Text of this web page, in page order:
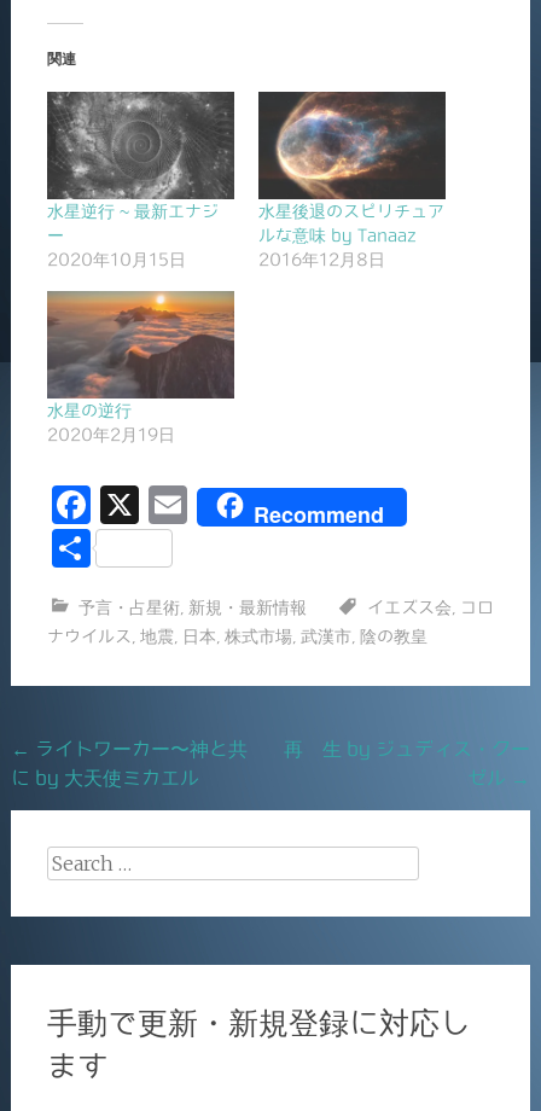
関連
水星逆行 ~ 最新エナジ
ー
2020年10月15日
水星後退のスピリチュア
ルな意味 by Tanaaz
2016年12月8日
水星の逆行
2020年2月19日
F
a
e
o
o
k
X
E
l
Recommend
共
予言・占星術, 新規・最新情報 イエズス会
コロ
ナウイルス
地震 日本 株式市場, 武漢市 陰の教皇
Post
navigation
← ライトワーカー〜神と共
に by 大天使ミカエル
再 生 by ジュディス・クー
ゼル →
Search
手動で更新・新規登録に対応し
ます